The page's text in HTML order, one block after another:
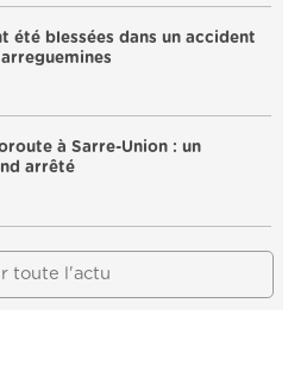
été blessées dans un accident
à Sarre-Union : un
arrêté
toute l'actu